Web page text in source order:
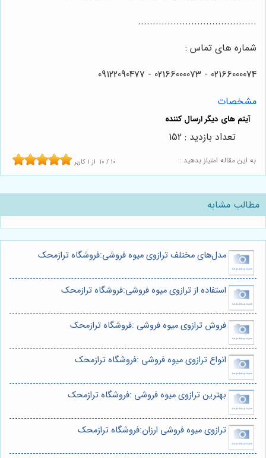
........................................
شماره های تماس :
02166000074 - 02166000073 - 09122090477
مشخصات
به این مقاله امتیاز بدهید : 10 / 10 از 1 کاربر
تعداد بازدید : 152
مطالب مشابه
مدل‌های مختلف ترازوی میوه فروشی:فروشگاه ترازمحک
استفاده از ترازوی میوه فروشی:فروشگاه ترازمحک
فروش ترازوی میوه فروشی :فروشگاه ترازمحک
انواع ترازوی میوه فروشی :فروشگاه ترازمحک
بهترین ترازوی میوه فروشی :فروشگاه ترازمحک
ترازوی میوه فروشی ارزان:فروشگاه ترازمحک